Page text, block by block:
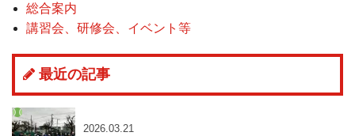
総合案内
講習会、研修会、イベント等
最近の記事
2026.03.21